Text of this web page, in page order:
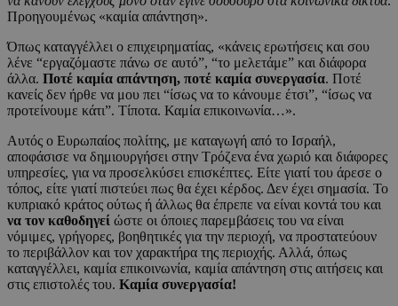
Προηγουμένως «καμία απάντηση».
Όπως καταγγέλλει ο επιχειρηματίας, «κάνεις ερωτήσεις και σου
λένε “εργαζόμαστε πάνω σε αυτό”, “το μελετάμε” και διάφορα
άλλα. Ποτέ καμία απάντηση, ποτέ καμία συνεργασία. Ποτέ
κανείς δεν ήρθε να μου πει “ίσως να το κάνουμε έτσι”, “ίσως να
προτείνουμε κάτι”. Τίποτα. Καμία επικοινωνία…».
Αυτός ο Ευρωπαίος πολίτης, με καταγωγή από το Ισραήλ,
αποφάσισε να δημιουργήσει στην Τρόζενα ένα χωριό και διάφορες
υπηρεσίες, για να προσελκύσει επισκέπτες. Είτε γιατί του άρεσε ο
τόπος, είτε γιατί πιστεύει πως θα έχει κέρδος. Δεν έχει σημασία. Το
κυπριακό κράτος ούτως ή άλλως θα έπρεπε να είναι κοντά του και
να τον καθοδηγεί ώστε οι όποιες παρεμβάσεις του να είναι
νόμιμες, γρήγορες, βοηθητικές για την περιοχή, να προστατεύουν
το περιβάλλον και τον χαρακτήρα της περιοχής. Αλλά, όπως
καταγγέλλει, καμία επικοινωνία, καμία απάντηση στις αιτήσεις και
στις επιστολές του. Καμία συνεργασία!